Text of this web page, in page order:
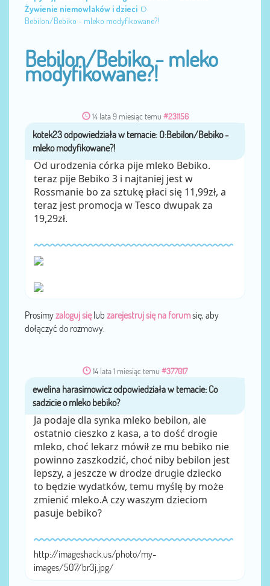
Żywienie niemowlaków i dzieci
Bebilon/Bebiko - mleko modyfikowane?!
Bebilon/Bebiko - mleko
modyfikowane?!
14 lata 9 miesiąc temu #231156
przezkotek23
Od urodzenia córka pije mleko Bebiko.
teraz pije Bebiko 3 i najtaniej jest w
Rossmanie bo za sztukę płaci się 11,99zł, a
teraz jest promocja w Tesco dwupak za
19,29zł.
Prosimyzaloguj sięlub zarejestruj się na forumsię, aby
dołączyć do rozmowy.
14 lata 1 miesiąc temu #377017
przezewelina harasimowicz
Ja podaje dla synka mleko bebilon, ale
ostatnio cieszko z kasa, a to dość drogie
mleko, choć lekarz mówił ze mu bebiko nie
powinno zaszkodzić, choć niby bebilon jest
lepszy, a jeszcze w drodze drugie dziecko
to będzie wydatków, temu myślę by może
zmienić mleko.A czy waszym dzieciom
pasuje bebiko?
http://imageshack.us/photo/my-
images/507/br3j.jpg/